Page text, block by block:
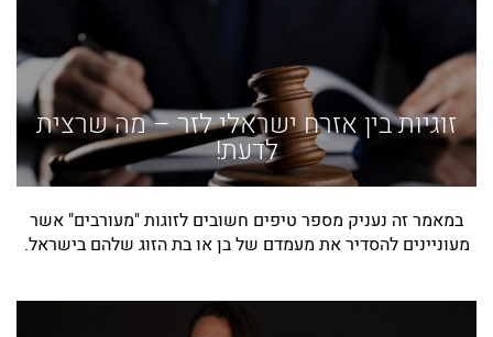
זוגיות בין אזרח ישראלי לזר – מה שרצית
לדעת!
במאמר זה נעניק מספר טיפים חשובים לזוגות "מעורבים" אשר
מעוניינים להסדיר את מעמדם של בן או בת הזוג שלהם בישראל.